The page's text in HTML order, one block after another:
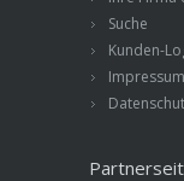
Suche
Kunden-
Impressum